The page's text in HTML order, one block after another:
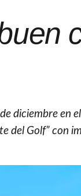
diciembre en
del Golf” con